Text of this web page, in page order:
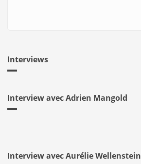
Interviews
Interview avec Adrien Mangold
Interview avec Aurélie Wellenstein